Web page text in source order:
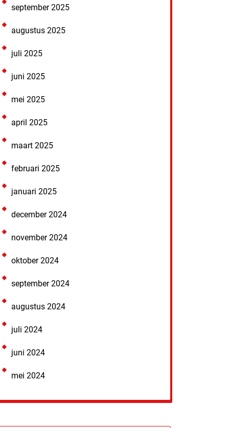
september 2025
augustus 2025
juli 2025
juni 2025
mei 2025
april 2025
maart 2025
februari 2025
januari 2025
december 2024
november 2024
oktober 2024
september 2024
augustus 2024
juli 2024
juni 2024
mei 2024